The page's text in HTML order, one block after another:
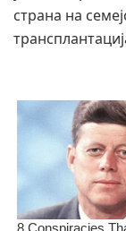
страна на